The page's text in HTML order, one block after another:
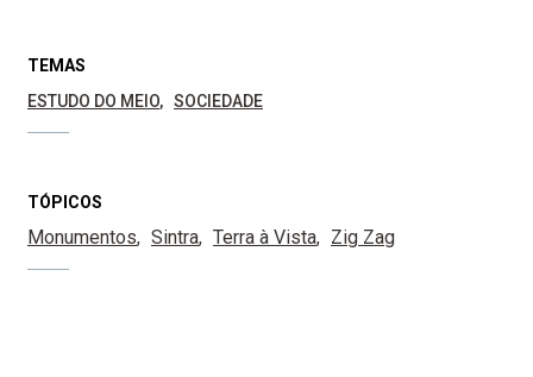
TEMAS
ESTUDO DO MEIO
SOCIEDADE
TÓPICOS
Monumentos Sintra Terra à Vista Zig Zag